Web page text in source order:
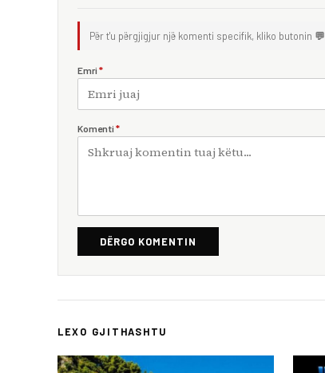
Për t'u përgjigjur një komenti specifik, kliko butonin
Emri *
Komenti *
DËRGO KOMENTIN
LEXO GJITHASHTU